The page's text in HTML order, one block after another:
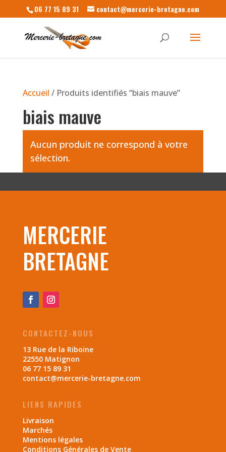
06 77 15 89 31 contact@mercerie-bretagne.com
Accueil / Produits identifiés “biais mauve”
biais mauve
Aucun produit ne correspond à votre
sélection.
MERCERIE
BRETAGNE
CONTACTEZ-NOUS
13 Rue de la Riboine
22550 Matignon
06 77 15 89 31
contact@mercerie-bretagne.com
LIENS RAPIDES
Livraison
Marchés
Mentions légales
Conditions Générales de Vente